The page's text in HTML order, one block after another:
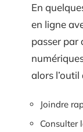
En
en ligne
passer par
alors
Joindre
Consulter